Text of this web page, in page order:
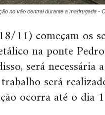
no vão central durante a madrugada -
11) começam os
na ponte
será necessária
será
ocorra até o dia